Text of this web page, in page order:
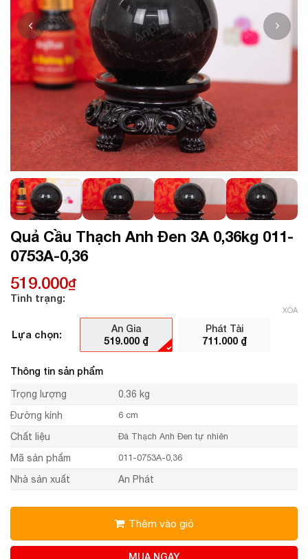
Quả Cầu Thạch Anh Đen 3A 0,36kg 011-
0753A-0,36
519.000₫
Tình trạng:
Lựa chọn:
An Gia
519.000 ₫
Phát Tài
711.000 ₫
XÓA
Thông tin sản phẩm
Trọng lượng
0.36 kg
Đường kính
6 cm
Chất liệu Đá Thạch Anh Đen tự nhiên
Mã sản phẩm 011-0753A-0,36
Nhà sản xuất An Phát
Thêm vào giỏ
MUA NGAY